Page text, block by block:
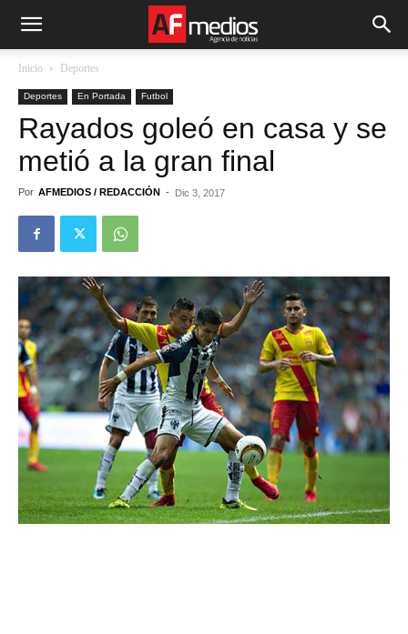
Inicio Deportes
Deportes En Portada Futbol
Rayados goleó en casa y se
metió a la gran final
Por AFMEDIOS / REDACCIÓN - Dic 3, 2017